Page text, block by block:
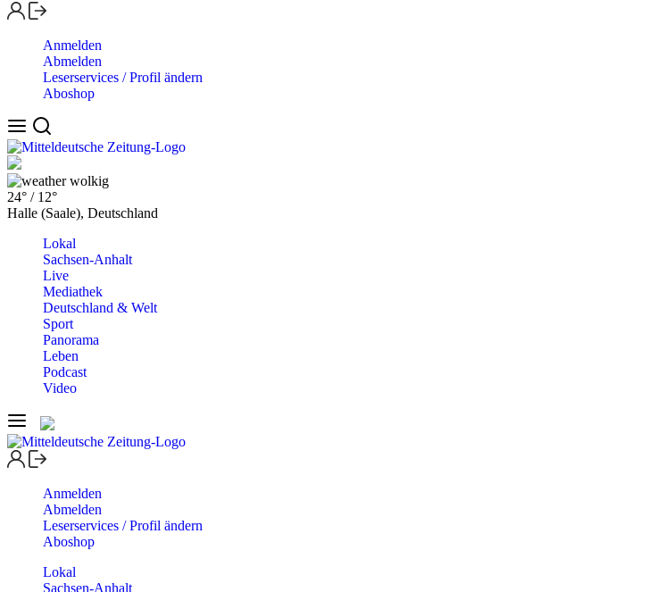
Anmelden
Abmelden
Leserservices / Profil ändern
Aboshop
wolkig
24° / 12°
Halle (Saale), Deutschland
Lokal
Sachsen-Anhalt
Live
Mediathek
Deutschland & Welt
Sport
Panorama
Leben
Podcast
Video
Anmelden
Abmelden
Leserservices / Profil ändern
Aboshop
Lokal
Sachsen-Anhalt